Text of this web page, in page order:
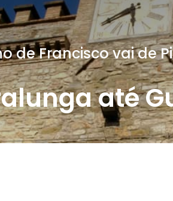
de Francisco vai de
até